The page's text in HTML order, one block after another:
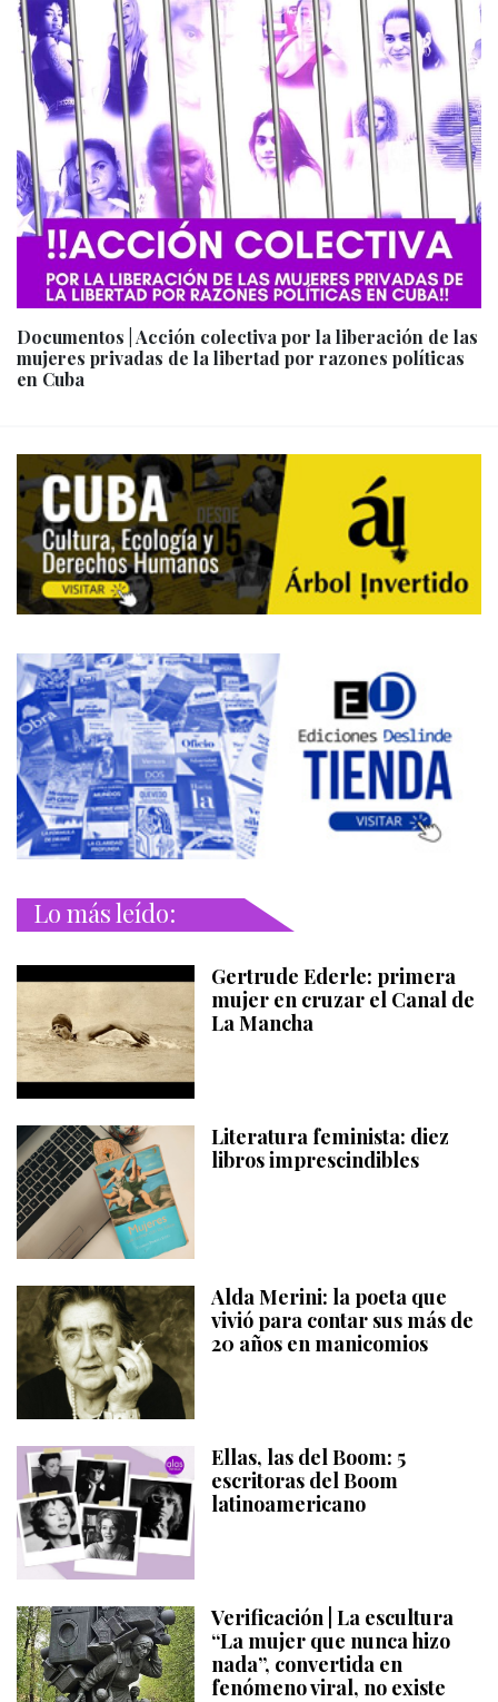
Documentos | Acción colectiva por la liberación de las
mujeres privadas de la libertad por razones políticas
en Cuba
Lo más leído:
Gertrude Ederle: primera
mujer en cruzar el Canal de
La Mancha
Literatura feminista: diez
libros imprescindibles
Alda Merini: la poeta que
vivió para contar sus más de
20 años en manicomios
Ellas, las del Boom: 5
escritoras del Boom
latinoamericano
Verificación | La escultura
“La mujer que nunca hizo
nada”, convertida en
fenómeno viral, no existe